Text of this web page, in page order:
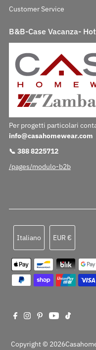
Customer Service
B&B-Case Vacanza-
Per progetti particolari
info@casahomewear.com
📞 388 8225712
/pages/modulo-b2b
Copyright ©
Italiano EUR €